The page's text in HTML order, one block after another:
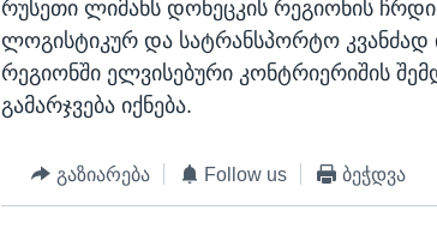
რუსეთი ლიმანს დონეცკის რეგიონის
ლოგისტიკურ და სატრანსპორტო კვანძად
რეგიონში ელვისებური კონტრიერიშის
გამარჯვება იქნება.
გაზიარება Follow us ბეჭდვა